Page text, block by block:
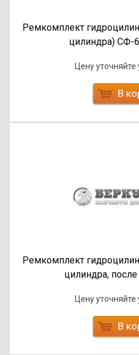
Ремкомплект
цилиндра) СФ-
Цену
В
Ремкомплект
цилиндра,
Цену
В